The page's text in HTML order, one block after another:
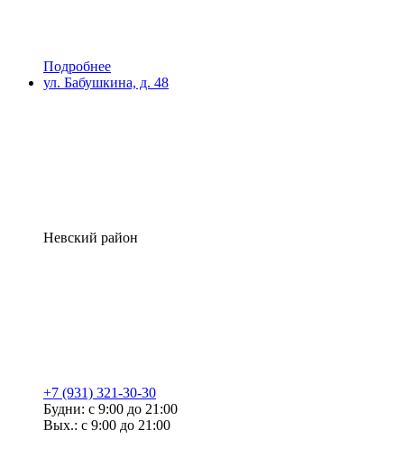
Подробнее
ул. Бабушкина, д. 48
Невский район
+7 (931) 321-30-30
Будни: с 9:00 до 21:00
Вых.: с 9:00 до 21:00